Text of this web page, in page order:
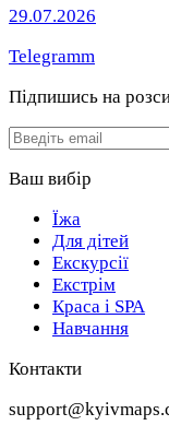
29.07.2026
Telegramm
Підпишись на
Email
Ваш вибір
Їжа
Для дітей
Екскурсії
Екстрім
Краса і SPA
Навчання
Контакти